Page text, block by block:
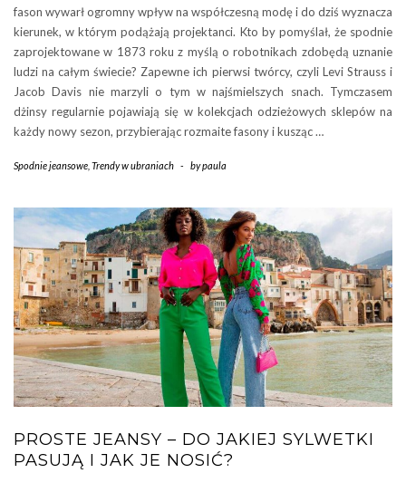
fason wywarł ogromny wpływ na współczesną modę i do dziś wyznacza
kierunek, w którym podążają projektanci. Kto by pomyślał, że spodnie
zaprojektowane w 1873 roku z myślą o robotnikach zdobędą uznanie
ludzi na całym świecie? Zapewne ich pierwsi twórcy, czyli Levi Strauss i
Jacob Davis nie marzyli o tym w najśmielszych snach. Tymczasem
dżinsy regularnie pojawiają się w kolekcjach odzieżowych sklepów na
każdy nowy sezon, przybierając rozmaite fasony i kusząc …
Spodnie jeansowe Trendy w ubraniach - bypaula
PROSTE JEANSY – DO JAKIEJ SYLWETKI
PASUJĄ I JAK JE NOSIĆ?